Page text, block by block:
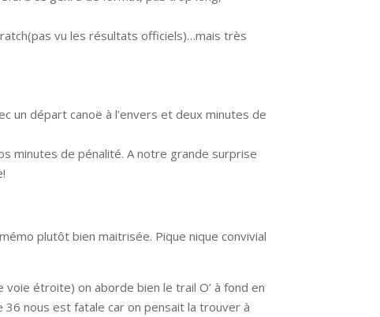
vu les résultats officiels)…mais très
un départ canoë à l’envers et deux minutes de
minutes de pénalité. A notre grande surprise
plutôt bien maitrisée. Pique nique convivial
étroite) on aborde bien le trail O’ à fond en
nous est fatale car on pensait la trouver à